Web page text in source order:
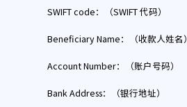
SWIFT code：（SWIFT 代码）
Beneficiary Name：（收款人姓名）
Account Number：（账户号码）
Bank Address：（银行地址）